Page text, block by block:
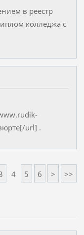
в реестр
колледжа с
url] .
4 5 6 > >>